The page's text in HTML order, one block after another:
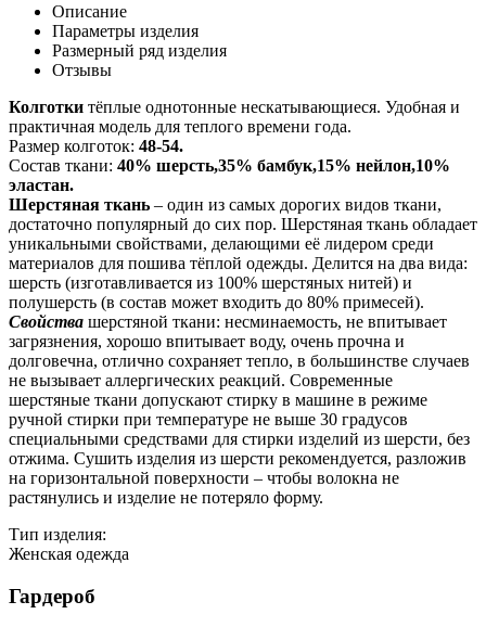
Описание
Параметры изделия
Размерный ряд изделия
Отзывы
Колготки тёплые однотонные нескатывающиеся. Удобная и
практичная модель для теплого времени года.
Размер колготок: 48-54.
Состав ткани: 40% шерсть,35% бамбук,15% нейлон,10%
эластан.
Шерстяная ткань – один из самых дорогих видов ткани,
достаточно популярный до сих пор. Шерстяная ткань обладает
уникальными свойствами, делающими её лидером среди
материалов для пошива тёплой одежды. Делится на два вида:
шерсть (изготавливается из 100% шерстяных нитей) и
полушерсть (в состав может входить до 80% примесей).
Свойства шерстяной ткани: несминаемость, не впитывает
загрязнения, хорошо впитывает воду, очень прочна и
долговечна, отлично сохраняет тепло, в большинстве случаев
не вызывает аллергических реакций. Современные
шерстяные ткани допускают стирку в машине в режиме
ручной стирки при температуре не выше 30 градусов
специальными средствами для стирки изделий из шерсти, без
отжима. Сушить изделия из шерсти рекомендуется, разложив
на горизонтальной поверхности – чтобы волокна не
растянулись и изделие не потеряло форму.
Тип изделия:
Женская одежда
Гардероб